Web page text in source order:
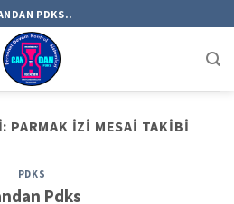
PDKS..
PARMAK IZI MESAI TAKIBI
PDKS
Pdks